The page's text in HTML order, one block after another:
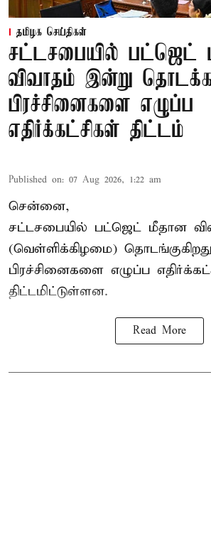
தமிழக செய்திகள்
சட்டசபையில் பட்ஜெட்
விவாதம் இன்று
பிரச்சினைகளை எழுப்ப
எதிர்க்கட்சிகள் திட்டம்
Published on: 07 Aug 2026, 1:22 am
சென்னை,
சட்டசபையில் பட்ஜெட் மீதான
(வெள்ளிக்கிழமை)
பிரச்சினைகளை எழுப்ப
திட்டமிட்டுள்ளன.
Read More